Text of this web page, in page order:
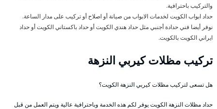
والتركيب باحترافية.
حداد ابواب الكويت لخدمات الابواب من صيانة أو اصلاح أو تركيب على مدار الساعة.
نوفر أيضا فني حدادة أجنبي مثل حداد هندي الكويت أو حداد باكستاني الكويت أو حداد
ايراني الكويت بالكويت.
تركيب مظلات كيربي النزهة
هل تسعى لتركيب مظلات كيربي النزهة الكويت؟
حداد مظلات النزهة الكويت يوفر لكم هذه الخدمة وباحترافية عالية ويتم العمل من قبل